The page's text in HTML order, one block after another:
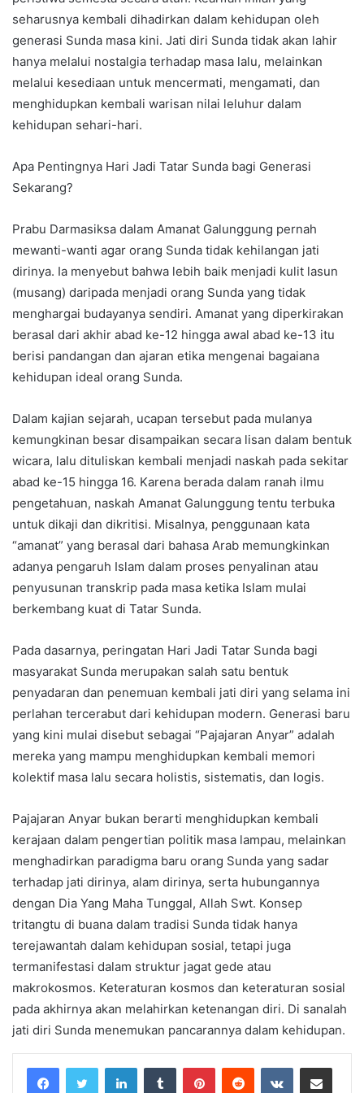
seharusnya kembali dihadirkan dalam kehidupan oleh
generasi Sunda masa kini. Jati diri Sunda tidak akan lahir
hanya melalui nostalgia terhadap masa lalu, melainkan
melalui kesediaan untuk mencermati, mengamati, dan
menghidupkan kembali warisan nilai leluhur dalam
kehidupan sehari-hari.
Apa Pentingnya Hari Jadi Tatar Sunda bagi Generasi
Sekarang?
Prabu Darmasiksa dalam Amanat Galunggung pernah
mewanti-wanti agar orang Sunda tidak kehilangan jati
dirinya. Ia menyebut bahwa lebih baik menjadi kulit lasun
(musang) daripada menjadi orang Sunda yang tidak
menghargai budayanya sendiri. Amanat yang diperkirakan
berasal dari akhir abad ke-12 hingga awal abad ke-13 itu
berisi pandangan dan ajaran etika mengenai bagaiana
kehidupan ideal orang Sunda.
Dalam kajian sejarah, ucapan tersebut pada mulanya
kemungkinan besar disampaikan secara lisan dalam bentuk
wicara, lalu dituliskan kembali menjadi naskah pada sekitar
abad ke-15 hingga 16. Karena berada dalam ranah ilmu
pengetahuan, naskah Amanat Galunggung tentu terbuka
untuk dikaji dan dikritisi. Misalnya, penggunaan kata
“amanat” yang berasal dari bahasa Arab memungkinkan
adanya pengaruh Islam dalam proses penyalinan atau
penyusunan transkrip pada masa ketika Islam mulai
berkembang kuat di Tatar Sunda.
Pada dasarnya, peringatan Hari Jadi Tatar Sunda bagi
masyarakat Sunda merupakan salah satu bentuk
penyadaran dan penemuan kembali jati diri yang selama ini
perlahan tercerabut dari kehidupan modern. Generasi baru
yang kini mulai disebut sebagai “Pajajaran Anyar” adalah
mereka yang mampu menghidupkan kembali memori
kolektif masa lalu secara holistis, sistematis, dan logis.
Pajajaran Anyar bukan berarti menghidupkan kembali
kerajaan dalam pengertian politik masa lampau, melainkan
menghadirkan paradigma baru orang Sunda yang sadar
terhadap jati dirinya, alam dirinya, serta hubungannya
dengan Dia Yang Maha Tunggal, Allah Swt. Konsep
tritangtu di buana dalam tradisi Sunda tidak hanya
terejawantah dalam kehidupan sosial, tetapi juga
termanifestasi dalam struktur jagat gede atau
makrokosmos. Keteraturan kosmos dan keteraturan sosial
pada akhirnya akan melahirkan ketenangan diri. Di sanalah
jati diri Sunda menemukan pancarannya dalam kehidupan.